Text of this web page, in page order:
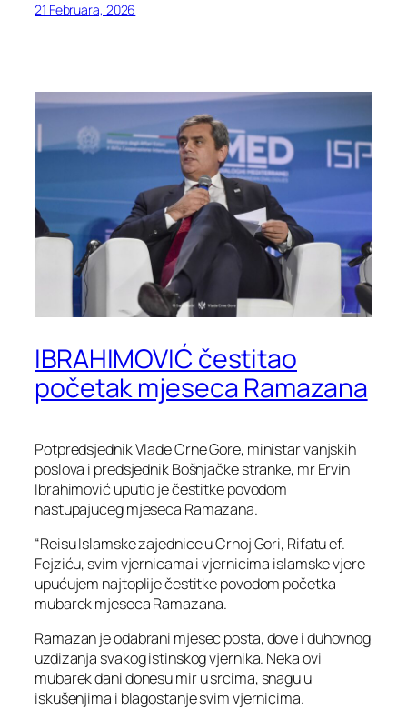
21 Februara, 2026
IBRAHIMOVIĆ čestitao
početak mjeseca Ramazana
Potpredsjednik Vlade Crne Gore, ministar vanjskih
poslova i predsjednik Bošnjačke stranke, mr Ervin
Ibrahimović uputio je čestitke povodom
nastupajućeg mjeseca Ramazana.
“Reisu Islamske zajednice u Crnoj Gori, Rifatu ef.
Fejziću, svim vjernicama i vjernicima islamske vjere
upućujem najtoplije čestitke povodom početka
mubarek mjeseca Ramazana.
Ramazan je odabrani mjesec posta, dove i duhovnog
uzdizanja svakog istinskog vjernika. Neka ovi
mubarek dani donesu mir u srcima, snagu u
iskušenjima i blagostanje svim vjernicima.